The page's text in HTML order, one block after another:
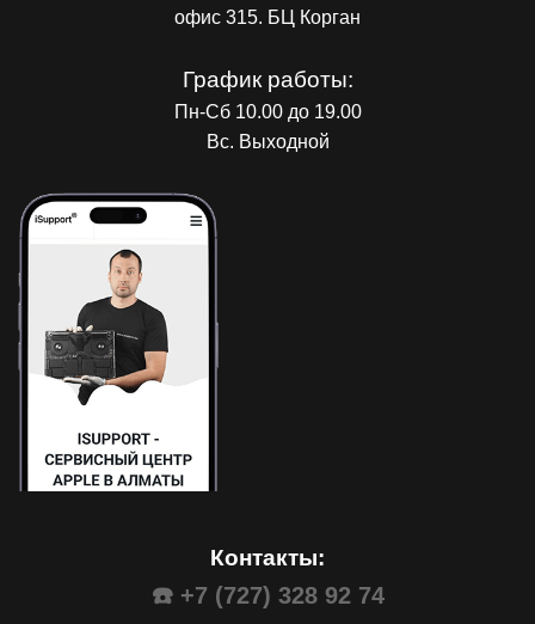
офис 315. БЦ Корган
График работы:
Пн-Сб 10.00 до 19.00
Вс. Выходной
Контакты:
☎️ +7 (727) 328 92 74